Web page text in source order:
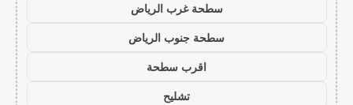
سطحة غرب الرياض
سطحة جنوب الرياض
اقرب سطحة
تشليح